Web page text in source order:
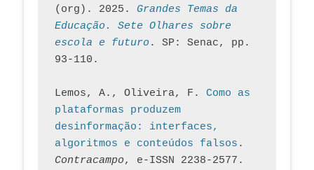
(org). 2025. Grandes Temas da
Educação. Sete Olhares sobre
escola e futuro. SP: Senac, pp.
93-110.
Lemos, A., Oliveira, F. Como as
plataformas produzem
desinformação: interfaces,
algoritmos e conteúdos falsos
Contracampo, e-ISSN 2238-2577.